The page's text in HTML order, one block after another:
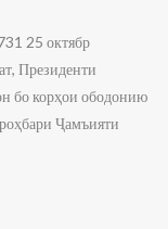
25 октябр
Президенти
бо корҳои ободонию
Ҷамъияти